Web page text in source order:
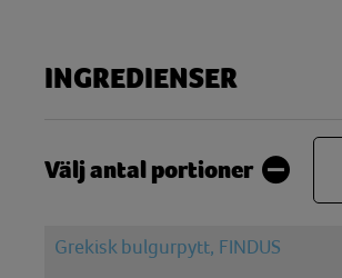
INGREDIENSER
Välj antal portioner
Grekisk bulgurpytt, FINDUS